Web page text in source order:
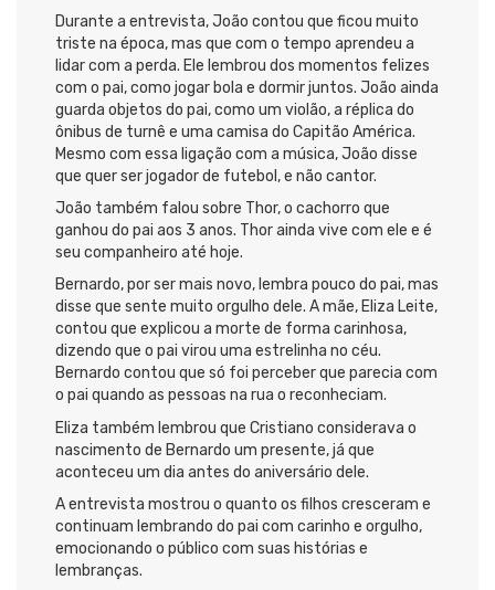
Durante a entrevista, João contou que ficou muito
triste na época, mas que com o tempo aprendeu a
lidar com a perda. Ele lembrou dos momentos felizes
com o pai, como jogar bola e dormir juntos. João ainda
guarda objetos do pai, como um violão, a réplica do
ônibus de turnê e uma camisa do Capitão América.
Mesmo com essa ligação com a música, João disse
que quer ser jogador de futebol, e não cantor.
João também falou sobre Thor, o cachorro que
ganhou do pai aos 3 anos. Thor ainda vive com ele e é
seu companheiro até hoje.
Bernardo, por ser mais novo, lembra pouco do pai, mas
disse que sente muito orgulho dele. A mãe, Eliza Leite,
contou que explicou a morte de forma carinhosa,
dizendo que o pai virou uma estrelinha no céu.
Bernardo contou que só foi perceber que parecia com
o pai quando as pessoas na rua o reconheciam.
Eliza também lembrou que Cristiano considerava o
nascimento de Bernardo um presente, já que
aconteceu um dia antes do aniversário dele.
A entrevista mostrou o quanto os filhos cresceram e
continuam lembrando do pai com carinho e orgulho,
emocionando o público com suas histórias e
lembranças.